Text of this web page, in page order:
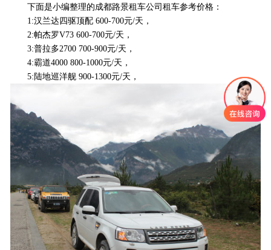
联系我们
下面是小编整理的成都路景租车公司租车参考价格：
1:汉兰达四驱顶配 600-700元/天，
2:帕杰罗V73 600-700元/天，
3:普拉多2700 700-900元/天，
4:霸道4000 800-1000元/天，
5:陆地巡洋舰 900-1300元/天，